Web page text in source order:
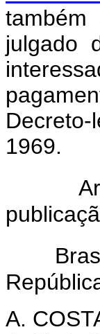
também
julgado
1969.
A.